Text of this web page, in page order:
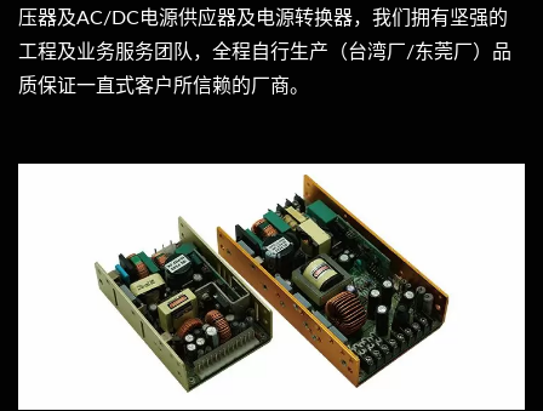
压器及AC/DC电源供应器及电源转换器，我们拥有坚强的
工程及业务服务团队，全程自行生产（台湾厂/东莞厂）品
质保证一直式客户所信赖的厂商。